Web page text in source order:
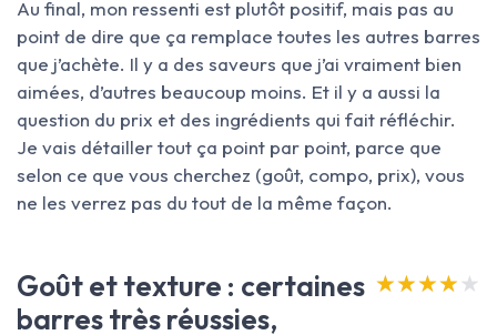
Au final, mon ressenti est plutôt positif, mais pas au
point de dire que ça remplace toutes les autres barres
que j’achète. Il y a des saveurs que j’ai vraiment bien
aimées, d’autres beaucoup moins. Et il y a aussi la
question du prix et des ingrédients qui fait réfléchir.
Je vais détailler tout ça point par point, parce que
selon ce que vous cherchez (goût, compo, prix), vous
ne les verrez pas du tout de la même façon.
Goût et texture : certaines
barres très réussies,
★★★★★
★★★★★